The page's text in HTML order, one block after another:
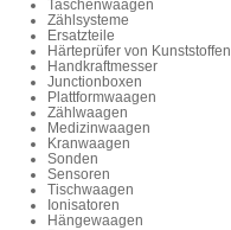
Taschenwaagen
Zählsysteme
Ersatzteile
Härteprüfer von Kunststoffen
Handkraftmesser
Junctionboxen
Plattformwaagen
Zählwaagen
Medizinwaagen
Kranwaagen
Sonden
Sensoren
Tischwaagen
Ionisatoren
Hängewaagen